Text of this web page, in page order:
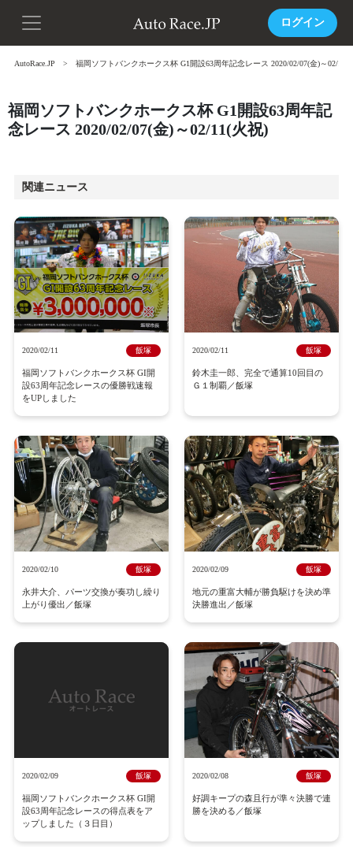
ログイン
AutoRace.JP 福岡ソフトバンクホークス杯 G1開設63周年記念レース 2020/02/07(金)～02/11(
福岡ソフトバンクホークス杯 G1開設63周年記
念レース 2020/02/07(金)～02/11(火祝)
関連ニュース
2020/02/11 飯塚
福岡ソフトバンクホークス杯 GI開
設63周年記念レースの優勝戦速報
をUPしました
2020/02/11 飯塚
鈴木圭一郎、完全で通算10回目の
Ｇ１制覇／飯塚
2020/02/10 飯塚
永井大介、パーツ交換が奏功し繰り
上がり優出／飯塚
2020/02/09 飯塚
地元の重富大輔が勝負駆けを決め準
決勝進出／飯塚
2020/02/09 飯塚
福岡ソフトバンクホークス杯 GI開
設63周年記念レースの得点表をア
ップしました（３日目）
2020/02/08 飯塚
好調キープの森且行が準々決勝で連
勝を決める／飯塚